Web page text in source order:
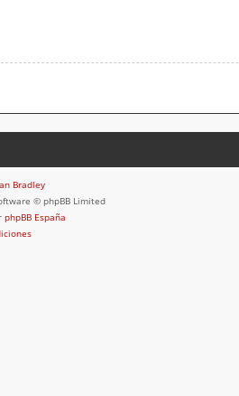
Bradley
© phpBB Limited
phpBB España